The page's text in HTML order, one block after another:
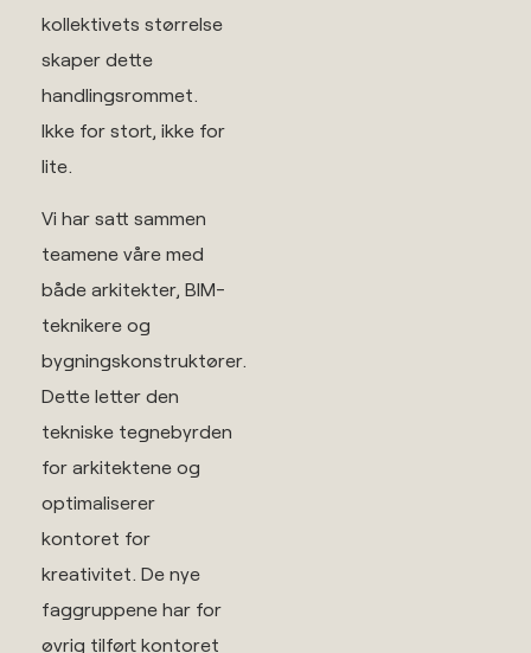
kollektivets størrelse
skaper dette
handlingsrommet.
Ikke for stort, ikke for
lite.
Vi har satt sammen
teamene våre med
både arkitekter, BIM-
teknikere og
bygningskonstruktører.
Dette letter den
tekniske tegnebyrden
for arkitektene og
optimaliserer
kontoret for
kreativitet. De nye
faggruppene har for
øvrig tilført kontoret